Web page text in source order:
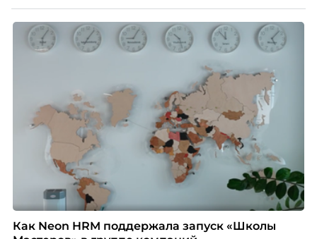
Как Neon HRM поддержала запуск «Школы